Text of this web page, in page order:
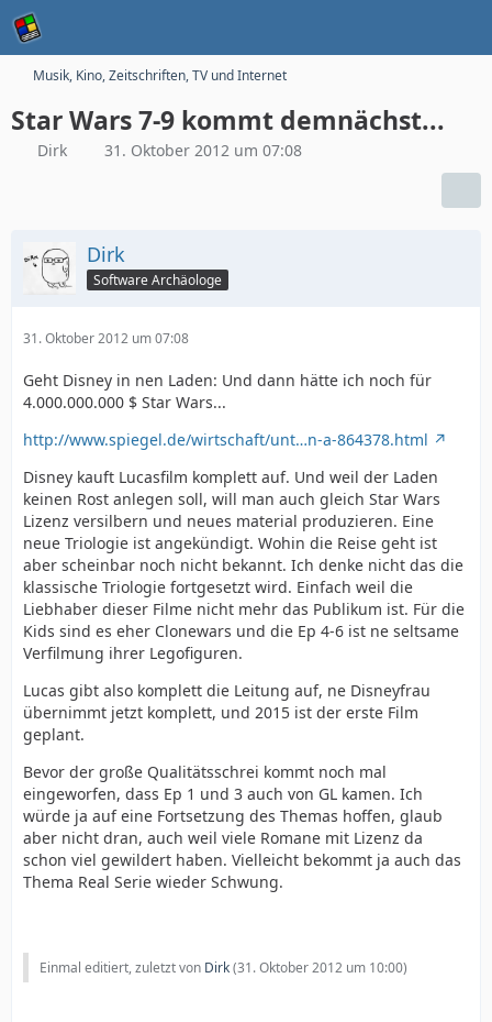
Musik, Kino, Zeitschriften, TV und Internet
Star Wars 7-9 kommt demnächst...
Dirk 31. Oktober 2012 um 07:08
Dirk
Software Archäologe
31. Oktober 2012 um 07:08
Geht Disney in nen Laden: Und dann hätte ich noch für
4.000.000.000 $ Star Wars...
http://www.spiegel.de/wirtschaft/unt…n-a-864378.html
Disney kauft Lucasfilm komplett auf. Und weil der Laden
keinen Rost anlegen soll, will man auch gleich Star Wars
Lizenz versilbern und neues material produzieren. Eine
neue Triologie ist angekündigt. Wohin die Reise geht ist
aber scheinbar noch nicht bekannt. Ich denke nicht das die
klassische Triologie fortgesetzt wird. Einfach weil die
Liebhaber dieser Filme nicht mehr das Publikum ist. Für die
Kids sind es eher Clonewars und die Ep 4-6 ist ne seltsame
Verfilmung ihrer Legofiguren.
Lucas gibt also komplett die Leitung auf, ne Disneyfrau
übernimmt jetzt komplett, und 2015 ist der erste Film
geplant.
Bevor der große Qualitätsschrei kommt noch mal
eingeworfen, dass Ep 1 und 3 auch von GL kamen. Ich
würde ja auf eine Fortsetzung des Themas hoffen, glaub
aber nicht dran, auch weil viele Romane mit Lizenz da
schon viel gewildert haben. Vielleicht bekommt ja auch das
Thema Real Serie wieder Schwung.
Einmal editiert, zuletzt von Dirk(31. Oktober 2012 um 10:00)